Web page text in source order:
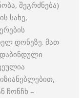
შეგრძნება)
სახე,
დონეზე. მათ
დაბინდული
ჩონჩხ –